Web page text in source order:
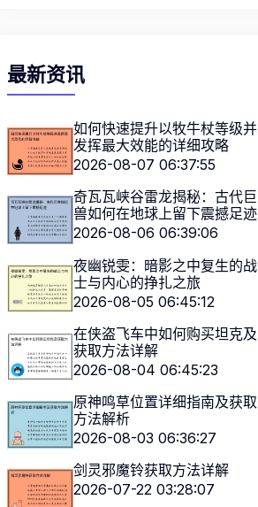
最新资讯
如何快速提升以牧牛杖等级并
发挥最大效能的详细攻略
2026-08-07 06:37:55
奇瓦瓦峡谷雷龙揭秘：古代巨
兽如何在地球上留下震撼足迹
2026-08-06 06:39:06
夜幽锐雯：暗影之中复生的战
士与内心的挣扎之旅
2026-08-05 06:45:12
在侠盗飞车中如何购买坦克及
获取方法详解
2026-08-04 06:45:23
原神鸣草位置详细指南及获取
方法解析
2026-08-03 06:36:27
剑灵邪魔铃获取方法详解
2026-07-22 03:28:07